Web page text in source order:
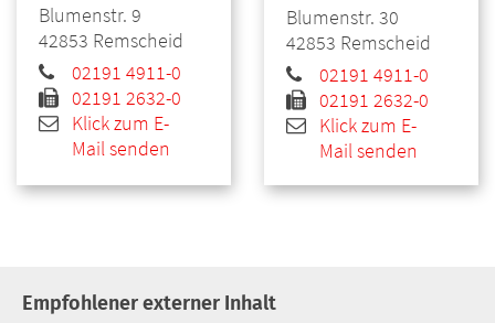
Blumenstr. 9
42853 Remscheid
02191 4911-0
02191 2632-0
Klick zum E-
Mail senden
Blumenstr. 30
42853 Remscheid
02191 4911-0
02191 2632-0
Klick zum E-
Mail senden
Empfohlener externer Inhalt